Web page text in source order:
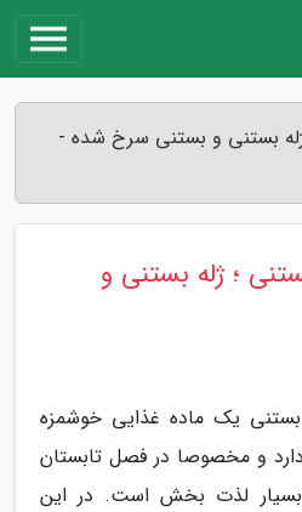
بستنی و بستنی سرخ شده -
؛ ژله بستنی و
یک ماده غذایی خوشمزه
و مخصوصا در فصل تابستان
لذت بخش است. در این